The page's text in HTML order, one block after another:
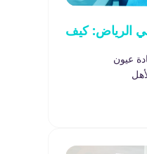
الرياض: كيف
عيون